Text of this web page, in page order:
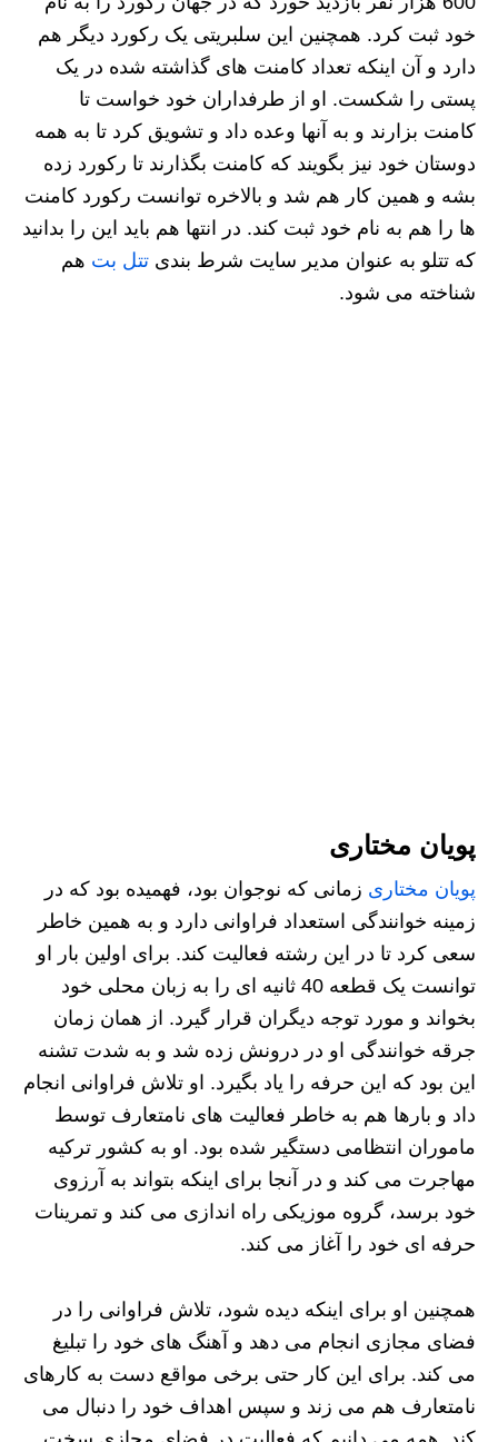
خود ثبت کرد. همچنین این سلبریتی یک رکورد دیگر هم
دارد و آن اینکه تعداد کامنت های گذاشته شده در یک
پستی را شکست. او از طرفداران خود خواست تا
کامنت بزارند و به آنها وعده داد و تشویق کرد تا به همه
دوستان خود نیز بگویند که کامنت بگذارند تا رکورد زده
بشه و همین کار هم شد و بالاخره توانست رکورد کامنت
ها را هم به نام خود ثبت کند. در انتها هم باید این را بدانید
که تتلو به عنوان مدیر سایت شرط بندی تتل بت هم
شناخته می شود.
پویان مختاری
پویان مختاری زمانی که نوجوان بود، فهمیده بود که در
زمینه خوانندگی استعداد فراوانی دارد و به همین خاطر
سعی کرد تا در این رشته فعالیت کند. برای اولین بار او
توانست یک قطعه 40 ثانیه ای را به زبان محلی خود
بخواند و مورد توجه دیگران قرار گیرد. از همان زمان
جرقه خوانندگی او در درونش زده شد و به شدت تشنه
این بود که این حرفه را یاد بگیرد. او تلاش فراوانی انجام
داد و بارها هم به خاطر فعالیت های نامتعارف توسط
ماموران انتظامی دستگیر شده بود. او به کشور ترکیه
مهاجرت می کند و در آنجا برای اینکه بتواند به آرزوی
خود برسد، گروه موزیکی راه اندازی می کند و تمرینات
حرفه ای خود را آغاز می کند.
همچنین او برای اینکه دیده شود، تلاش فراوانی را در
فضای مجازی انجام می دهد و آهنگ های خود را تبلیغ
می کند. برای این کار حتی برخی مواقع دست به کارهای
نامتعارف هم می زند و سپس اهداف خود را دنبال می